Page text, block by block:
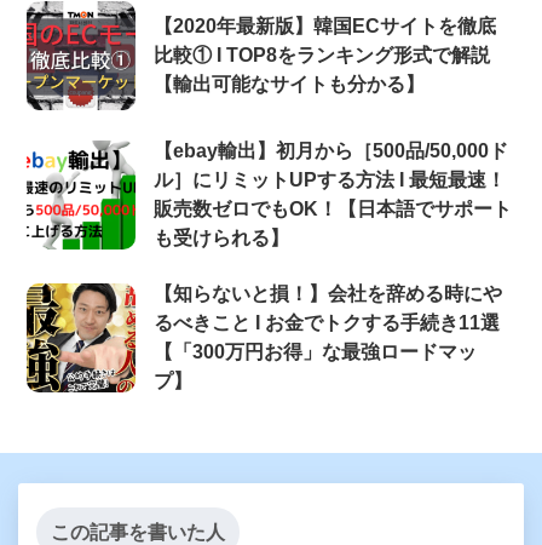
【2020年最新版】韓国ECサイトを徹底
比較① Ι TOP8をランキング形式で解説
【輸出可能なサイトも分かる】
【ebay輸出】初月から［500品/50,000ド
ル］にリミットUPする方法 Ι 最短最速！
販売数ゼロでもOK！【日本語でサポート
も受けられる】
【知らないと損！】会社を辞める時にや
るべきこと Ι お金でトクする手続き11選
【「300万円お得」な最強ロードマッ
プ】
この記事を書いた人